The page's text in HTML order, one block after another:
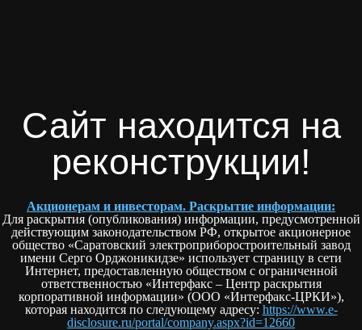
Сайт находится на
реконструкции!
Акционерам и инвесторам. Раскрытие информации:
Для раскрытия (опубликования) информации, предусмотренной
действующим законодательством РФ, открытое акционерное
общество «Саратовский электроприборостроительный завод
имени Серго Орджоникидзе» использует страницу в сети
Интернет, предоставленную обществом с ограниченной
ответственностью «Интерфакс – Центр раскрытия
корпоративной информации» (ООО «Интерфакс-ЦРКИ»),
которая находится по следующему адресу: https://www.e-
disclosure.ru/portal/company.aspx?id=12660